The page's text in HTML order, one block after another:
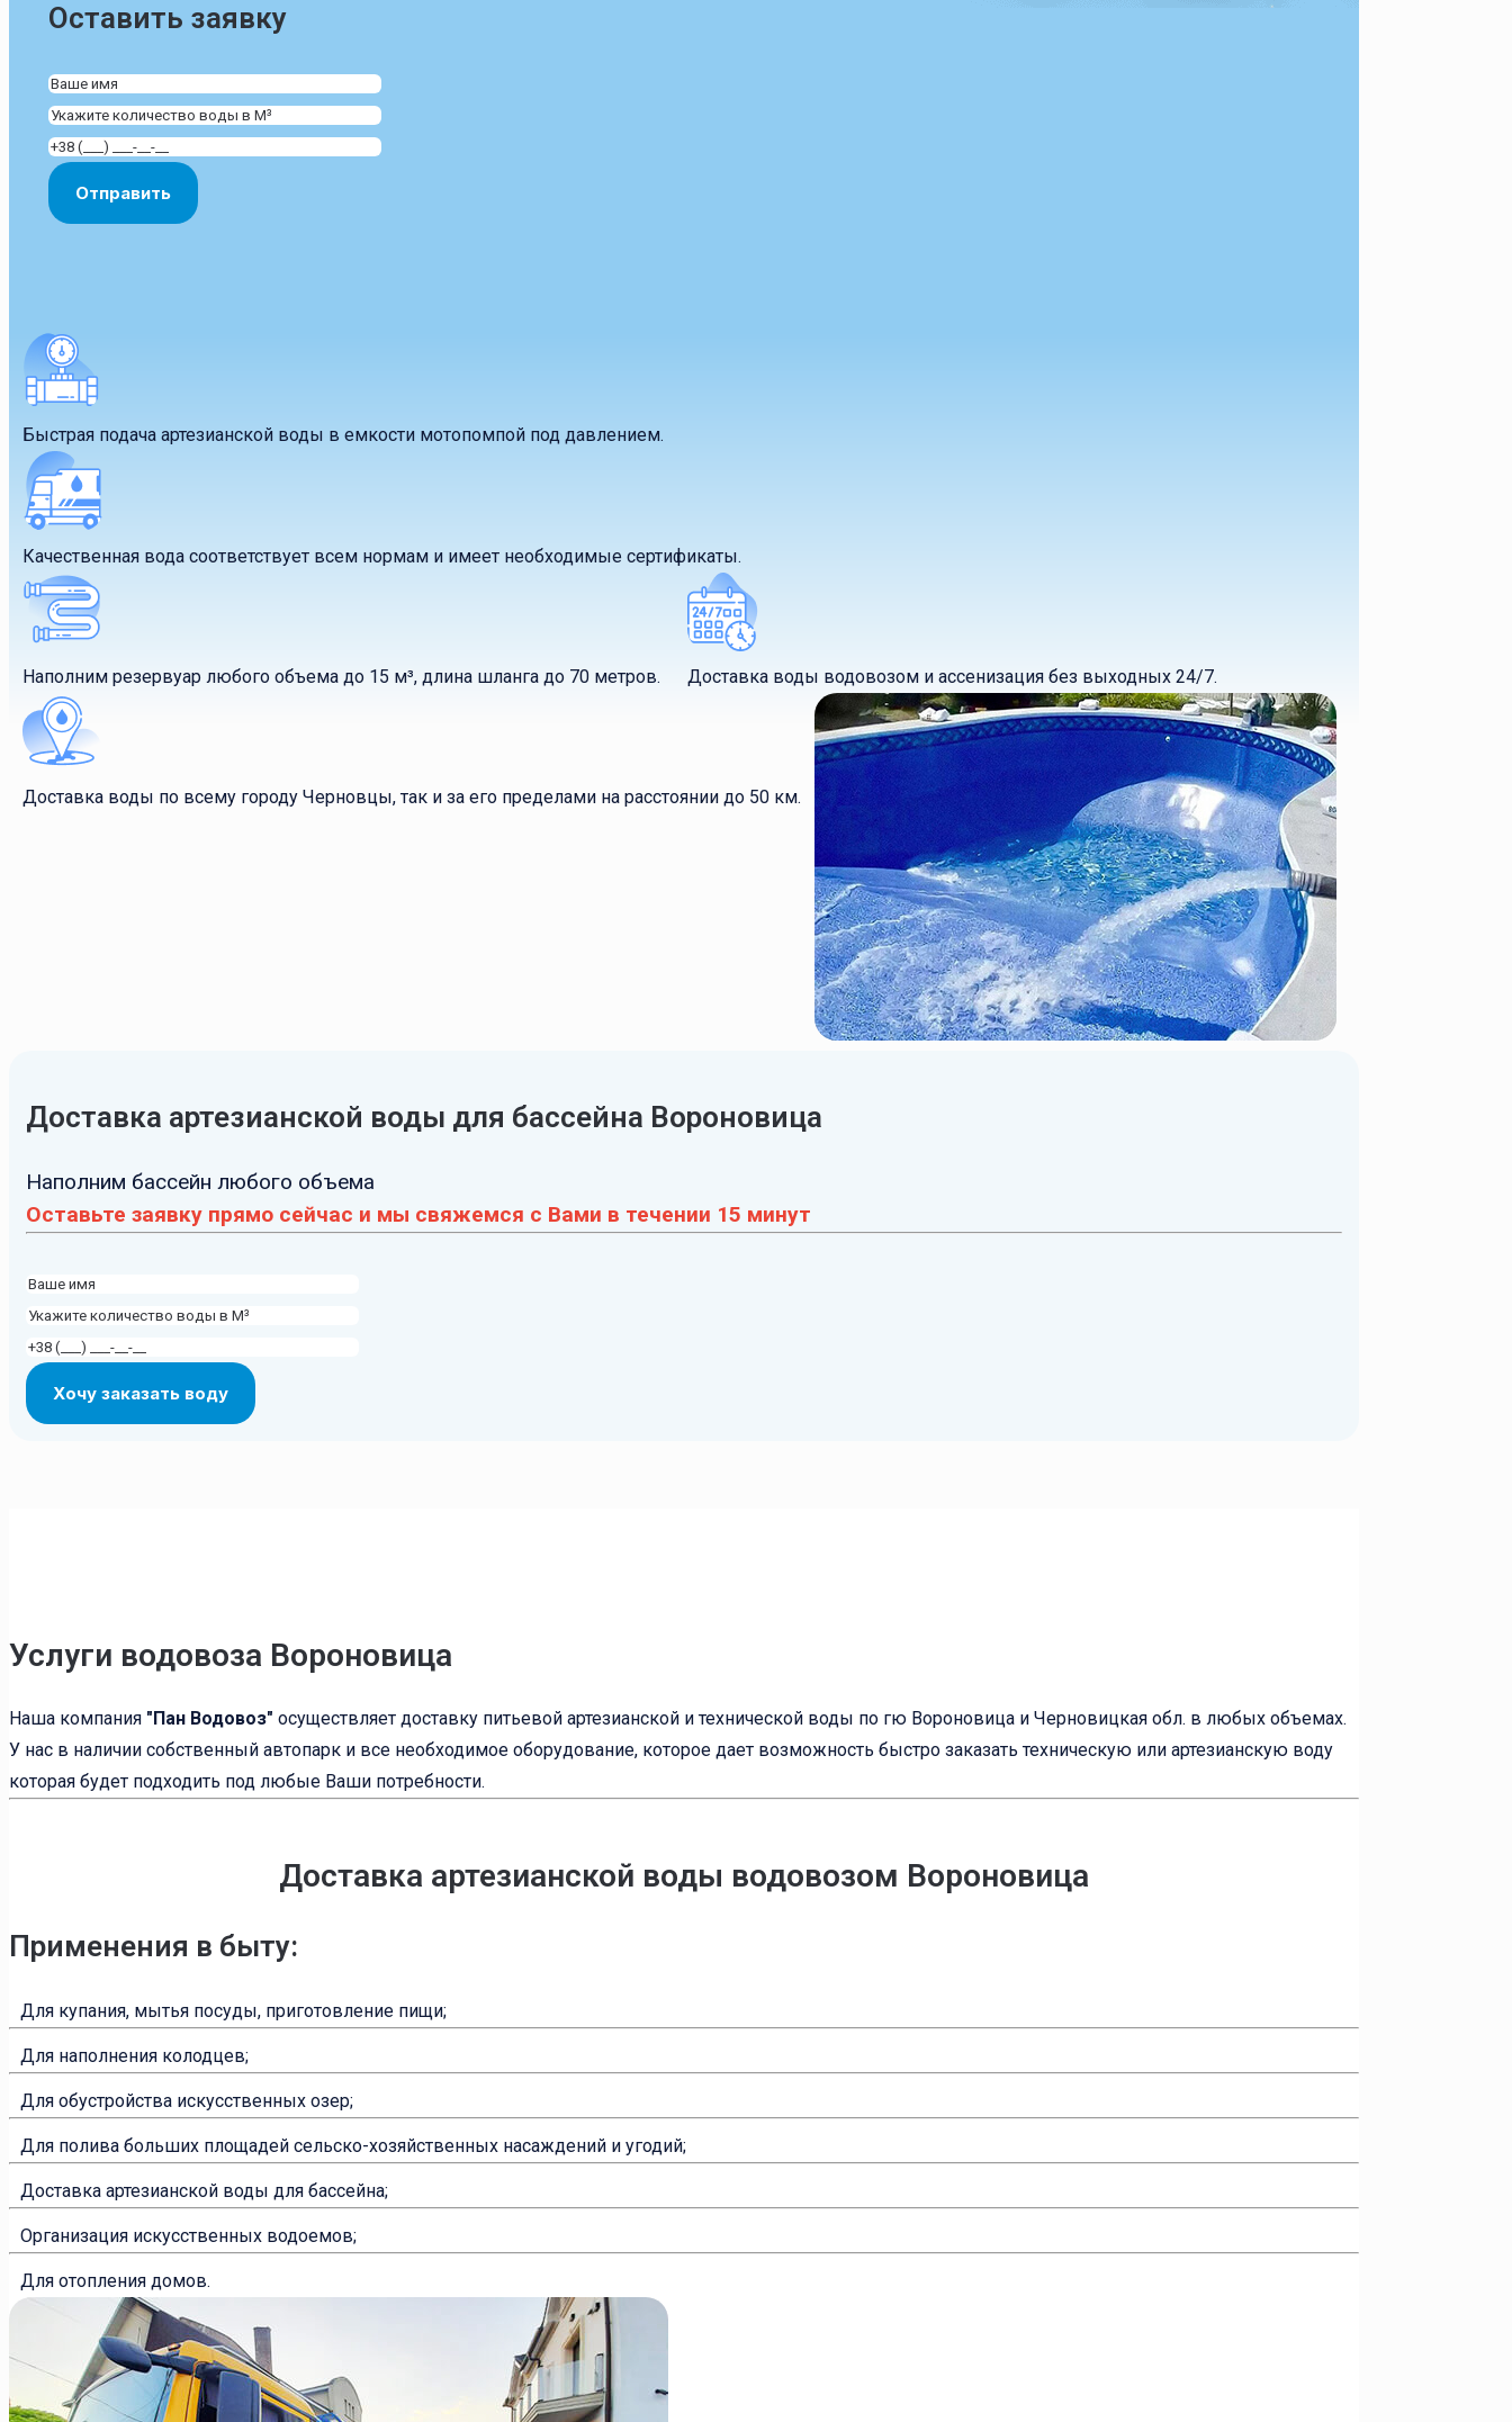
Оставить заявку
Быстрая подача артезианской воды в емкости мотопомпой под давлением.
Качественная вода соответствует всем нормам и имеет необходимые сертификаты.
Наполним резервуар любого объема до 15 м³, длина шланга до 70 метров. Доставка воды водовозом и ассенизация без выходных 24/7.
Доставка воды по всему городу Черновцы, так и за его пределами на расстоянии до 50 км.
Доставка артезианской воды для бассейна Вороновица
Наполним бассейн любого объема
Оставьте заявку прямо сейчас и мы свяжемся с Вами в течении 15 минут
Услуги водовоза Вороновица
Наша компания "Пан Водовоз" осуществляет доставку питьевой артезианской и технической воды по гю Вороновица и Черновицкая обл. в любых объемах.
У нас в наличии собственный автопарк и все необходимое оборудование, которое дает возможность быстро заказать техническую или артезианскую воду
которая будет подходить под любые Ваши потребности.
Доставка артезианской воды водовозом Вороновица
Применения в быту:
Для купания, мытья посуды, приготовление пищи;
Для наполнения колодцев;
Для обустройства искусственных озер;
Для полива больших площадей сельско-хозяйственных насаждений и угодий;
Доставка артезианской воды для бассейна;
Организация искусственных водоемов;
Для отопления домов.